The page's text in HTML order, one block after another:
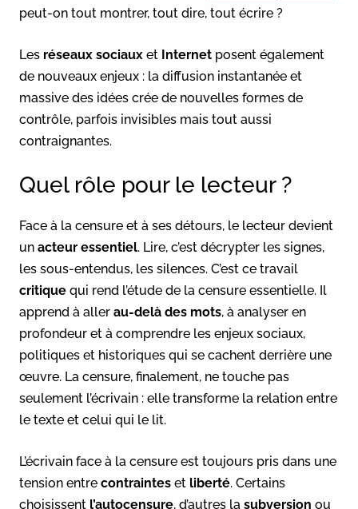
peut-on tout montrer, tout dire, tout écrire ?
Les réseaux sociaux et Internet posent également
de nouveaux enjeux : la diffusion instantanée et
massive des idées crée de nouvelles formes de
contrôle, parfois invisibles mais tout aussi
contraignantes.
Quel rôle pour le lecteur ?
Face à la censure et à ses détours, le lecteur devient
un acteur essentiel. Lire, c’est décrypter les signes,
les sous-entendus, les silences. C’est ce travail
critique qui rend l’étude de la censure essentielle. Il
apprend à aller au-delà des mots, à analyser en
profondeur et à comprendre les enjeux sociaux,
politiques et historiques qui se cachent derrière une
œuvre. La censure, finalement, ne touche pas
seulement l’écrivain : elle transforme la relation entre
le texte et celui qui le lit.
L’écrivain face à la censure est toujours pris dans une
tension entre contraintes et liberté. Certains
choisissent l’autocensure, d’autres la subversion ou